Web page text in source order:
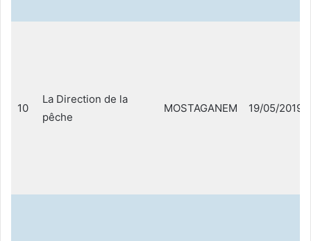
10
La Direction de la
pêche
MOSTAGANEM 19/05/2019